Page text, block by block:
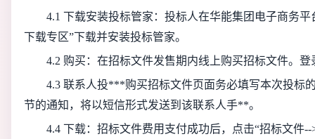
4.1 下载安装投标管家：投标人在华能集团电子商务平
下载专区”下载并安装投标管家。
4.2 购买：在招标文件发售期内线上购买招标文件。
4.3 联系人投***购买招标文件页面务必填写本次投标
节的通知，将以短信形式发送到该联系人手**。
4.4 下载：招标文件费用支付成功后，点击“招标文件